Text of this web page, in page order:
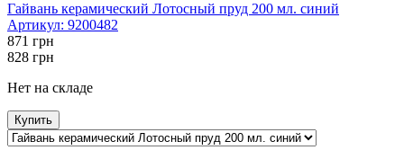
Гайвань керамический Лотосный пруд 200 мл. синий
Артикул: 9200482
871 грн
828 грн
Нет на складе
Купить